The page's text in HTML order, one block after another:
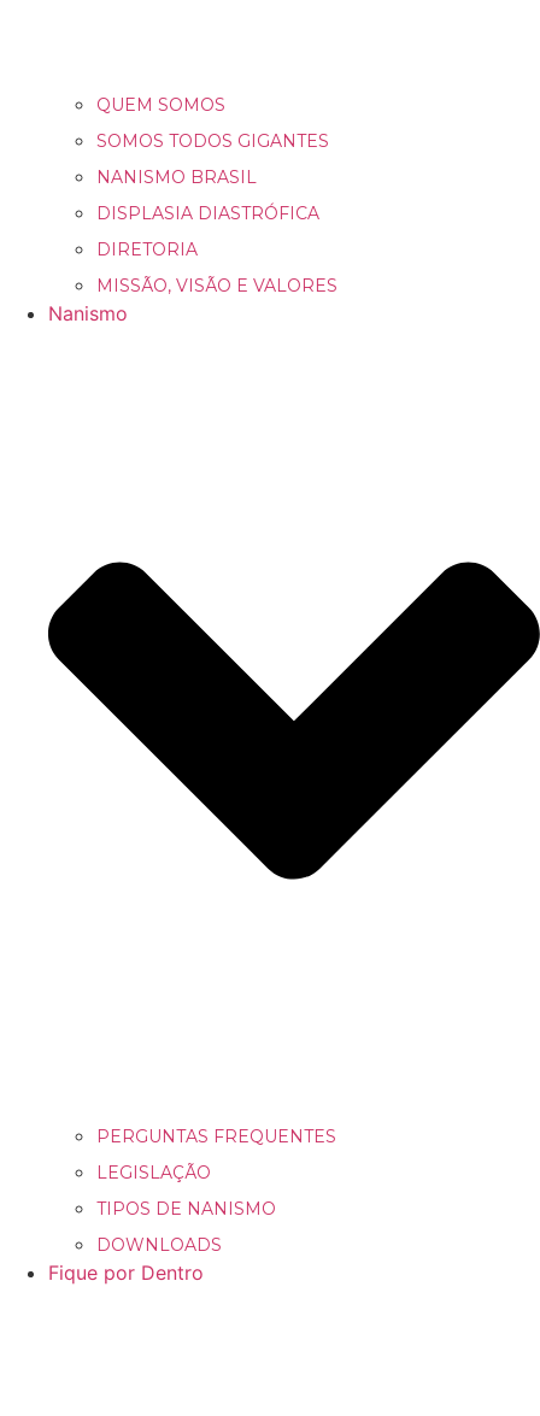
QUEM SOMOS
SOMOS TODOS GIGANTES
NANISMO BRASIL
DISPLASIA DIASTRÓFICA
DIRETORIA
MISSÃO, VISÃO E VALORES
Nanismo
PERGUNTAS FREQUENTES
LEGISLAÇÃO
TIPOS DE NANISMO
DOWNLOADS
Fique por Dentro